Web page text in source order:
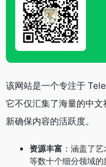
该网站是一个专注于
它不仅汇集了海量的中
新确保内容的活跃度。
资源丰富 ：涵盖了
等数十个细分领域的